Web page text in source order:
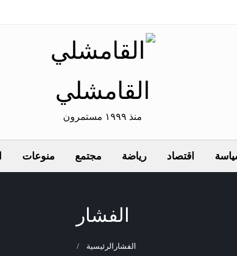
القامشلي
منذ ١٩٩٩ مستمرون
اقتصاد رياضة مجتمع منوعات
الفشار
الرئيسية الفشار